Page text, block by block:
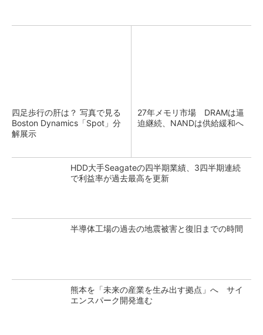
四足歩行の肝は？ 写真で見る
Boston Dynamics「Spot」分
解展示
27年メモリ市場 DRAMは逼
迫継続、NANDは供給緩和へ
HDD大手Seagateの四半期業績、3四半期連続
で利益率が過去最高を更新
半導体工場の過去の地震被害と復旧までの時間
熊本を「未来の産業を生み出す拠点」へ サイ
エンスパーク開発進む